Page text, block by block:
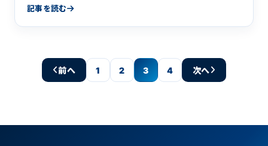
の労働関係法令に&hellip;
記事を読む
前へ 1 2 3 4 次へ